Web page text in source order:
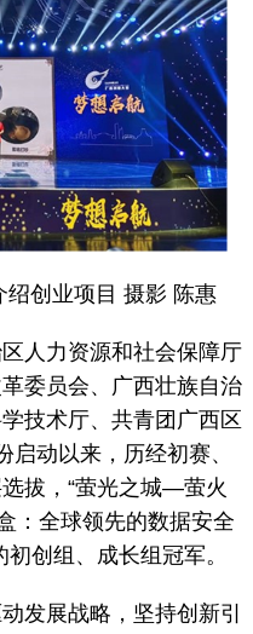
创业项目 摄影 陈惠
人力资源和社会保障厅
委员会、广西壮族自治
技术厅、共青团广西区
动以来，历经初赛、
拔，“萤光之城—萤火
：全球领先的数据安全
创组、成长组冠军。
展战略，坚持创新引